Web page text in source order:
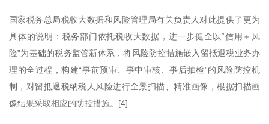
国家税务总局税收大数据和风险管理局有关负责人对此提供了更为
具体的说明：税务部门依托税收大数据，进一步健全以“信用＋风
险”为基础的税务监管新体系，将风险防控措施嵌入留抵退税业务办
理的全过程，构建“事前预审、事中审核、事后抽检”的风险防控机
制，对留抵退税纳税人风险进行全景扫描、精准画像，根据扫描画
像结果采取相应的防控措施。[4]